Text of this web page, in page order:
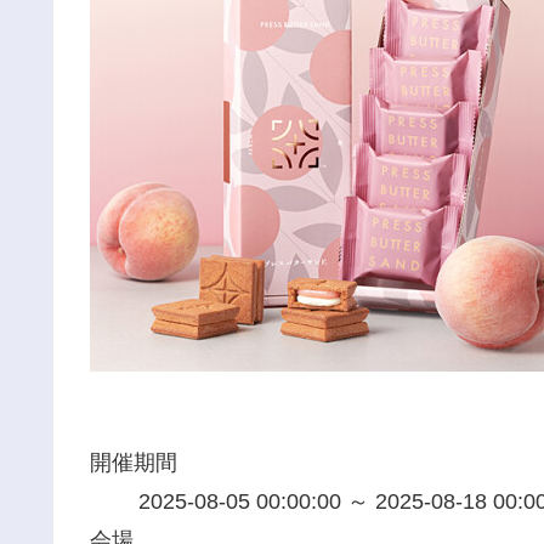
開催期間
2025-08-05 00:00:00 ～ 2025-08-18